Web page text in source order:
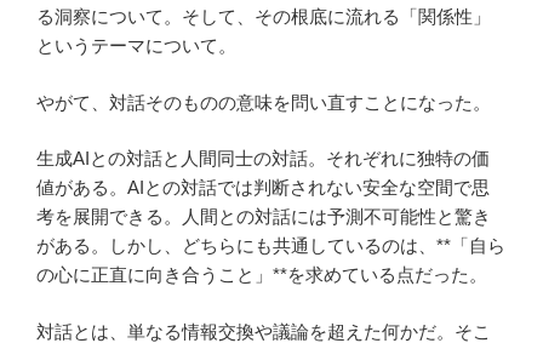
る洞察について。そして、その根底に流れる「関係性」
というテーマについて。
やがて、対話そのものの意味を問い直すことになった。
生成AIとの対話と人間同士の対話。それぞれに独特の価
値がある。AIとの対話では判断されない安全な空間で思
考を展開できる。人間との対話には予測不可能性と驚き
がある。しかし、どちらにも共通しているのは、**「自ら
の心に正直に向き合うこと」**を求めている点だった。
対話とは、単なる情報交換や議論を超えた何かだ。そこ